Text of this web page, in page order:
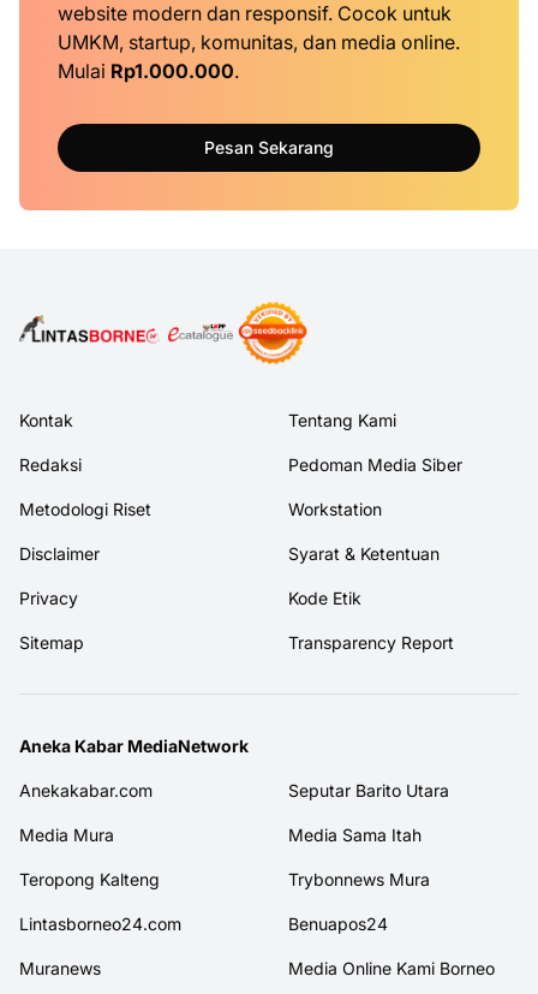
website modern dan responsif. Cocok untuk
UMKM, startup, komunitas, dan media online.
Mulai Rp1.000.000.
Pesan Sekarang
Kontak Tentang Kami
Redaksi Pedoman Media Siber
Metodologi Riset Workstation
Disclaimer Syarat & Ketentuan
Privacy Kode Etik
Sitemap Transparency Report
Aneka Kabar MediaNetwork
Anekakabar.com Seputar Barito Utara
Media Mura Media Sama Itah
Teropong Kalteng Trybonnews Mura
Lintasborneo24.com Benuapos24
Muranews Media Online Kami Borneo